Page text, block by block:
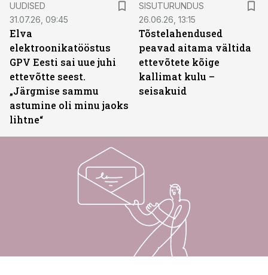
UUDISED
31.07.26, 09:45
Elva
elektroonikatööstus
GPV Eesti sai uue juhi
ettevõtte seest.
„Järgmise sammu
astumine oli minu jaoks
lihtne“
SISUTURUNDUS
26.06.26, 13:15
Tõstelahendused
peavad aitama vältida
ettevõtete kõige
kallimat kulu –
seisakuid